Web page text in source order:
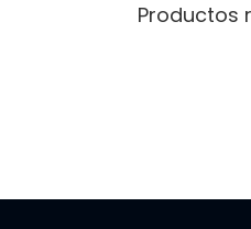
Productos